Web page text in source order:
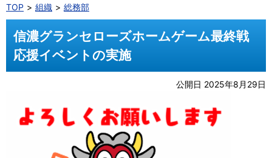
TOP
組織 総務部
信濃グランセローズホームゲーム最終戦
応援イベントの実施
公開日 2025年8月29日